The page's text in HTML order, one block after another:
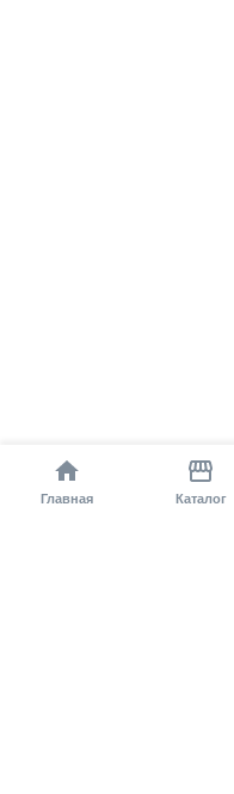
Главная Каталог